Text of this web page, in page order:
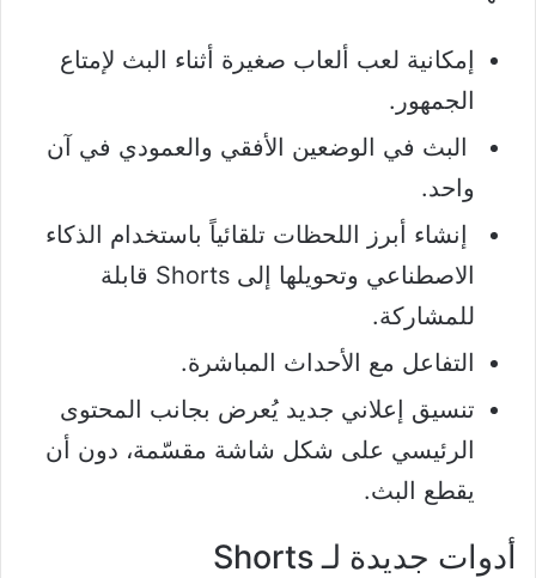
إمكانية لعب ألعاب صغيرة أثناء البث لإمتاع
الجمهور.
البث في الوضعين الأفقي والعمودي في آن
واحد.
إنشاء أبرز اللحظات تلقائياً باستخدام الذكاء
الاصطناعي وتحويلها إلى Shorts قابلة
للمشاركة.
التفاعل مع الأحداث المباشرة.
تنسيق إعلاني جديد يُعرض بجانب المحتوى
الرئيسي على شكل شاشة مقسّمة، دون أن
يقطع البث.
أدوات جديدة لـ Shorts